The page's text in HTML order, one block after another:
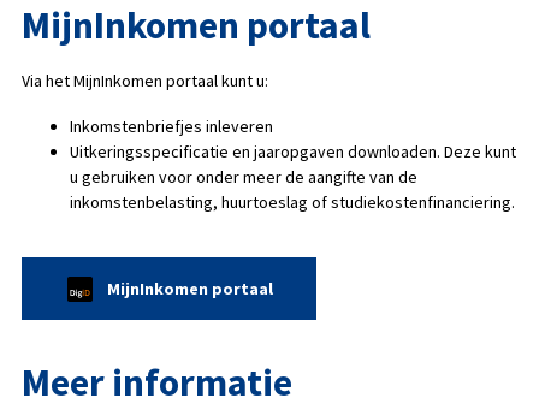
MijnInkomen portaal
Via het MijnInkomen portaal kunt u:
Inkomstenbriefjes inleveren
Uitkeringsspecificatie en jaaropgaven downloaden. Deze kunt
u gebruiken voor onder meer de aangifte van de
inkomstenbelasting, huurtoeslag of studiekostenfinanciering.
MijnInkomen portaal
Meer informatie